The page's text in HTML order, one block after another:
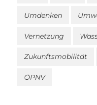
Umdenken
Vernetzung
Zukunftsmobilität
ÖPNV